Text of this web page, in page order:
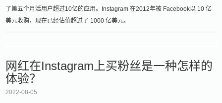
了第五个月活用户超过10亿的应用。Instagram 在2012年被 Facebook以 10 亿
美元收购，现在已经估值超过了 1000 亿美元。
网红在Instagram上买粉丝是一种怎样的
体验？
2022-08-05